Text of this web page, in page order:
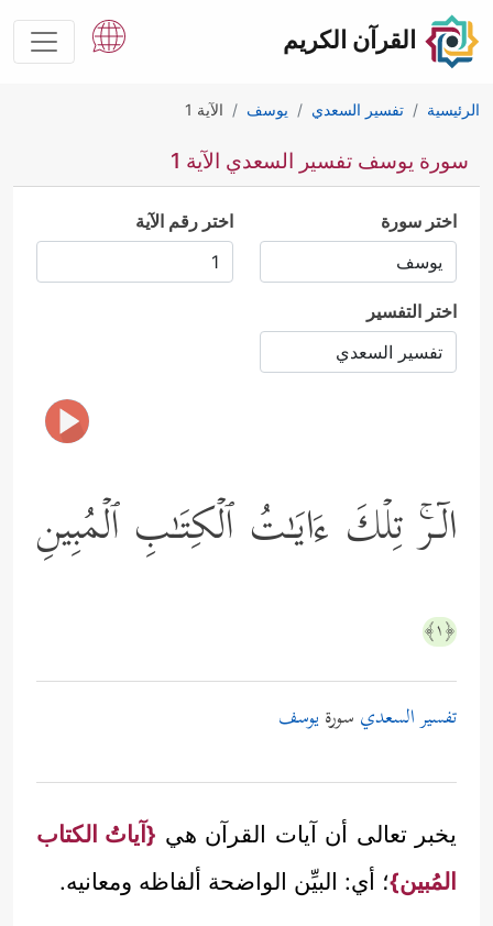
القرآن الكريم
الرئيسية تفسير السعدي يوسف الآية 1
سورة يوسف تفسير السعدي الآية 1
اختر سورة اختر رقم الآية
اختر التفسير
الۤـرۚ تِلۡكَ ءَایَـٰتُ ٱلۡكِتَـٰبِ ٱلۡمُبِینِ
﴿١﴾
تفسير السعدي سورةيوسف
يخبر تعالى أن آيات القرآن هي {آياتُ الكتاب
المُبين}؛ أي: البيِّن الواضحة ألفاظه ومعانيه.